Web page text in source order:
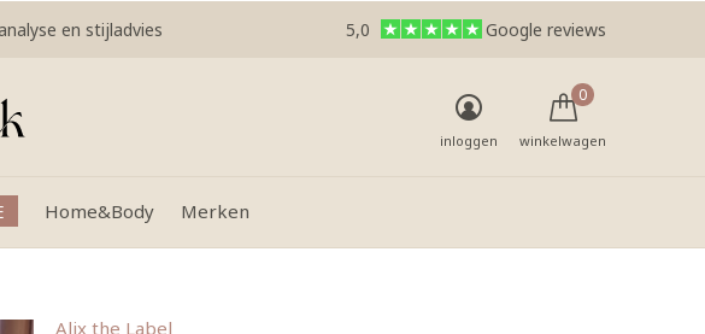
Home&Body Merken
inloggen winkelwagen
0
en stijladvies 5,0 Google reviews
Alix the Label